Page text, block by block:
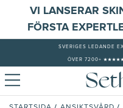
VI LANSERAR
FÖRSTA
SVERIGES LEDANDE
ÖVER 7200+ ★★★★★